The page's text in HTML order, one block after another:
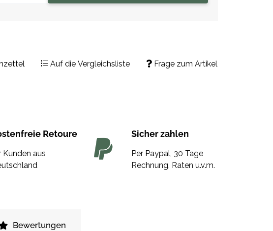
Frage zum Artikel
Auf die Vergleichsliste
Retoure
Kunden aus
Sicher zahlen
Per Paypal, 30 Tage
Rechnung, Raten u.v.m.
Bewertungen